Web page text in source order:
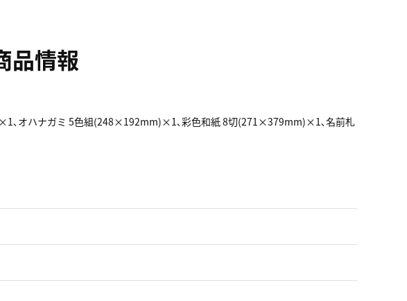
品情報
､オハナガミ 5色組(248×192mm)×1､彩色和紙 8切(271×379mm)×1､名前札